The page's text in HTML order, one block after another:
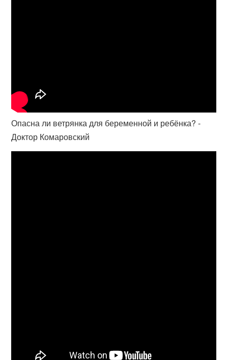
Опасна ли ветрянка для беременной и ребёнка? -
Доктор Комаровский